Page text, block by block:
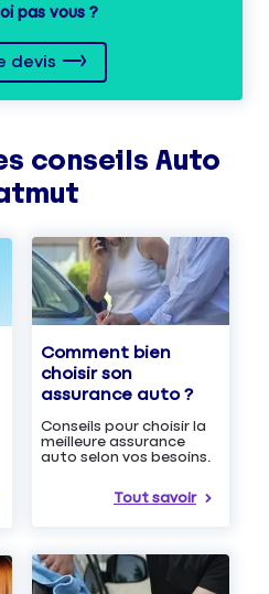
pas vous ?
devis
conseils Auto
Comment bien
choisir son
assurance auto ?
Conseils pour choisir la
meilleure assurance
auto selon vos besoins.
Tout savoir